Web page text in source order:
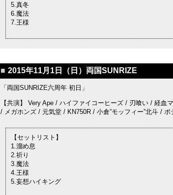
5.真冬
6.魔法
7.王様
■ 2015年11月1日（日）両国SUNRIZE
「両国SUNRIZE六周年 初日」
【共演】 Very Ape / ハイファイコーヒーズ / 刃喰い / 経血
/ メガホンズ / 元気堂 / KN750R / 小倉”モッフィー”北斗 / ポ
【セットリスト】
1.溜め息
2.祈り
3.魔法
4.王様
5.妄想ハイキング